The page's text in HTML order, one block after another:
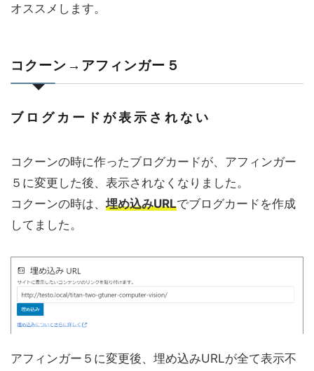
オススメします。
コクーン→アフィンガー５
ブログカードが表示されない
コクーンの時に作ったブログカードが、アフィンガー
５に変更した後、表示されなくなりました。
コクーンの時は、 埋め込みURLでブログカード を作成
してました。
アフィンガー５に変更後、埋め込みURLが全て表示不